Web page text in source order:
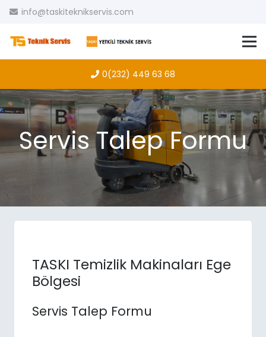
info@taskiteknikservis.com
0(232) 449 63 68
Servis Talep Formu
TASKI Temizlik Makinaları Ege
Bölgesi
Servis Talep Formu